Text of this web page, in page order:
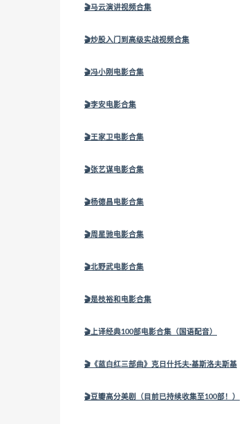
🎬马云演讲视频合集
🎬炒股入门到高级实战视频合集
🎬冯小刚电影合集
🎬李安电影合集
🎬王家卫电影合集
🎬张艺谋电影合集
🎬杨德昌电影合集
🎬周星驰电影合集
🎬北野武电影合集
🎬是枝裕和电影合集
🎬 上译经典100部电影合集（国语配音）
🎬 《蓝白红三部曲》克日什托夫·基斯洛夫斯基
🎬豆瓣高分美剧（目前已持续收集至100部！）